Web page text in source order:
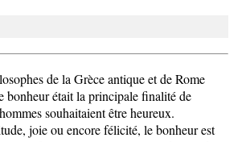
de la Grèce antique et de Rome
bonheur était la principale finalité de
souhaitaient être heureux.
joie ou encore félicité, le bonheur est